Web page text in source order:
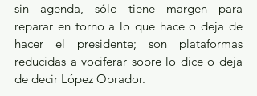
sin agenda, sólo tiene margen para
reparar en torno a lo que hace o deja de
hacer el presidente; son plataformas
reducidas a vociferar sobre lo dice o deja
de decir López Obrador.